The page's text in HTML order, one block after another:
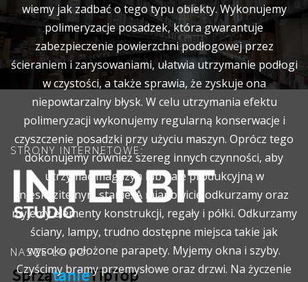
wiemy jak zadbać o tego typu obiekty. Wykonujemy
polimeryzacje posadzek, która gwarantuje
zabezpieczenie powierzchni podłogowej przez
ścieraniem i zarysowaniami, ułatwia utrzymanie podłogi
w czystości, a także sprawia, że zyskuje ona
niepowtarzalny błysk. W celu utrzymania efektu
polimeryzacji wykonujemy regularną konserwacje i
czyszczenie posadzki przy użyciu maszyn. Oprócz tego
dokonujemy również szereg innych czynności, aby
utrzymać magazyn lub hale produkcyjną w
nieskazitelnym stanie. A mianowicie odkurzamy oraz
myjemy elementy konstrukcji, regały i półki. Odkurzamy
ściany, lampy, trudno dostępne miejsca takie jak
wysoko położone parapety. Myjemy okna i szyby.
Czyścimy bramy przemysłowe oraz drzwi. Na życzenie
STRONY INTERNETOWE:
NASZE LOGO: